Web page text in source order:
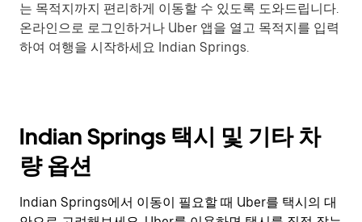
는 목적지까지 편리하게 이동할 수 있도록 도와드립니다.
온라인으로 로그인하거나 Uber 앱을 열고 목적지를 입력
하여 여행을 시작하세요 Indian Springs.
Indian Springs 택시 및 기타 차
량 옵션
Indian Springs에서 이동이 필요할 때 Uber를 택시의 대